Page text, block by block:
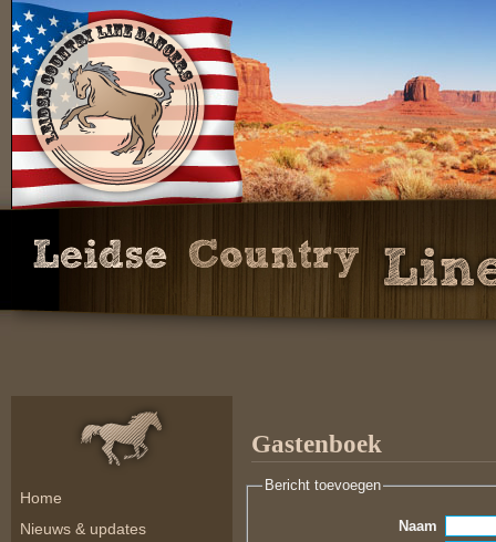
Home
Nieuws & updates
Gastenboek
Bericht toevoegen
Naam